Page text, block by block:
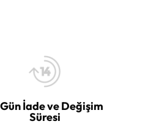
İade ve Değişim
Süresi